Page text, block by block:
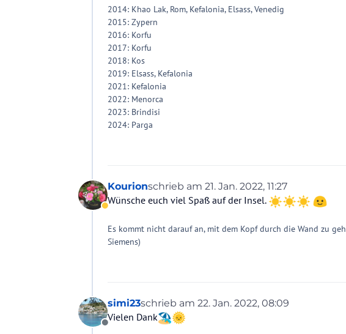
2014: Khao Lak, Rom, Kefalonia, Elsass, Venedig
2015: Zypern
2016: Korfu
2017: Korfu
2018: Kos
2019: Elsass, Kefalonia
2021: Kefalonia
2022: Menorca
2023: Brindisi
2024: Parga
Abwesend
Kourionschrieb am 21. Jan. 2022, 11:27
zuletzt editiert von Kourion
Wünsche euch viel Spaß auf der Insel.
Es kommt nicht darauf an, mit dem Kopf durch die Wand zu
Siemens)
Offline
simi23schrieb am 22. Jan. 2022, 08:09
zuletzt editiert von
Vielen Dank